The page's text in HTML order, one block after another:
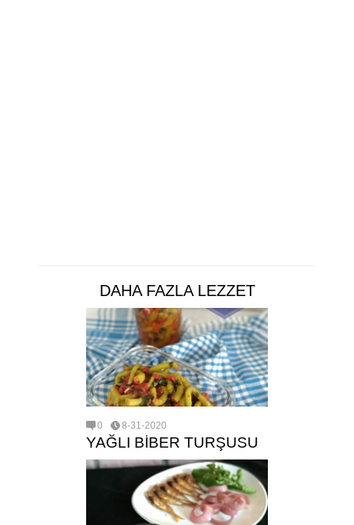
DAHA FAZLA LEZZET
0 8-31-2020
YAĞLI BİBER TURŞUSU